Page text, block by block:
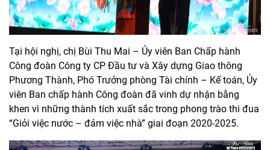
Tại hội nghị, chị Bùi Thu Mai – Ủy viên Ban Chấp hành
Công đoàn Công ty CP Đầu tư và Xây dựng Giao thông
Phương Thành, Phó Trưởng phòng Tài chính – Kế toán, Ủy
viên Ban chấp hành Công đoàn đã vinh dự nhận bằng
khen vì những thành tích xuất sắc trong phong trào thi đua
“Giỏi việc nước – đảm việc nhà” giai đoạn 2020-2025.